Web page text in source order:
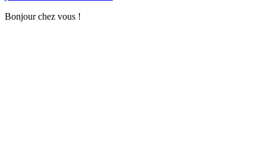
Bonjour chez vous !